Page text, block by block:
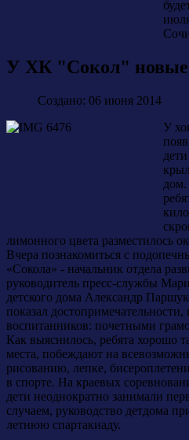
У ХК "Сокол" новые
Создано: 06 июня 2014
У
дом.
лимонного цвета разместилось
Вчера познакомиться с
«Сокола» - начальник отдела
руководитель пресс-службы
детского дома Александр
показал
воспитанников: почетными
Как выяснилось, ребята хорошо
места, побеждают на
рисованию, лепке,
в спорте. На краевых
дети неоднократно занимали
случаем, руководство детдома
летнюю спартакиаду.